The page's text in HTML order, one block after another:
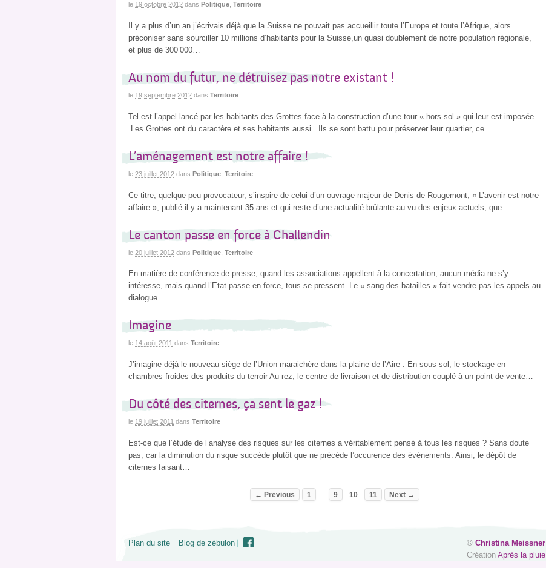
le 19 octobre 2012 dans Politique Territoire
Il y a plus d’un an j’écrivais déjà que la Suisse ne pouvait pas accueillir toute l’Europe et toute l’Afrique, alors
préconiser sans sourciller 10 millions d’habitants pour la Suisse,un quasi doublement de notre population régionale,
et plus de 300’000…
Au nom du futur, ne détruisez pas notre existant !
le 19 septembre 2012 dans Territoire
Tel est l’appel lancé par les habitants des Grottes face à la construction d’une tour « hors-sol » qui leur est imposée.
Les Grottes ont du caractère et ses habitants aussi. Ils se sont battu pour préserver leur quartier, ce…
L’aménagement est notre affaire !
le 23 juillet 2012 dans Politique Territoire
Ce titre, quelque peu provocateur, s’inspire de celui d’un ouvrage majeur de Denis de Rougemont, « L’avenir est notre
affaire », publié il y a maintenant 35 ans et qui reste d’une actualité brûlante au vu des enjeux actuels, que…
Le canton passe en force à Challendin
le 20 juillet 2012 dans Politique Territoire
En matière de conférence de presse, quand les associations appellent à la concertation, aucun média ne s’y
intéresse, mais quand l’Etat passe en force, tous se pressent. Le « sang des batailles » fait vendre pas les appels au
dialogue.…
Imagine
le 14 août 2011 dans Territoire
J’imagine déjà le nouveau siège de l’Union maraichère dans la plaine de l’Aire : En sous-sol, le stockage en
chambres froides des produits du terroir Au rez, le centre de livraison et de distribution couplé à un point de vente…
Du côté des citernes, ça sent le gaz !
le 19 juillet 2011 dans Territoire
Est-ce que l’étude de l’analyse des risques sur les citernes a véritablement pensé à tous les risques ? Sans doute
pas, car la diminution du risque succède plutôt que ne précède l’occurence des évènements. Ainsi, le dépôt de
citernes faisant…
← Previous 1 9 10 11 Next →
Plan du site Blog de zébulon © Christina Meissner
Création Après la pluie